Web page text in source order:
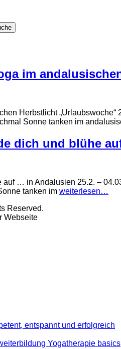
im
Herbstlicht
Sonne tanken im
dich und blühe
auf … in Andalusien 25.2. –
tanken im weiterlesen…
Reserved.
Webseite
entspannt und erfolgreich
Yogatherapie basics